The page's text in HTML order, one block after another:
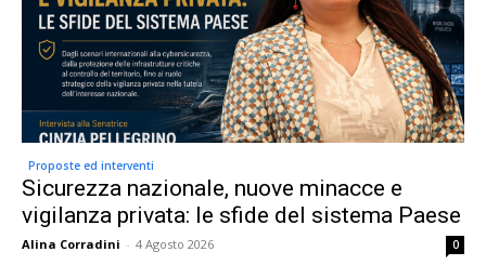
Proposte ed interventi
Sicurezza nazionale, nuove minacce e
vigilanza privata: le sfide del sistema Paese
Alina Corradini - 4 Agosto 2026 0